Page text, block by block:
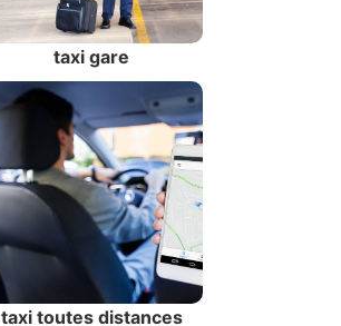
taxi gare
taxi toutes distances